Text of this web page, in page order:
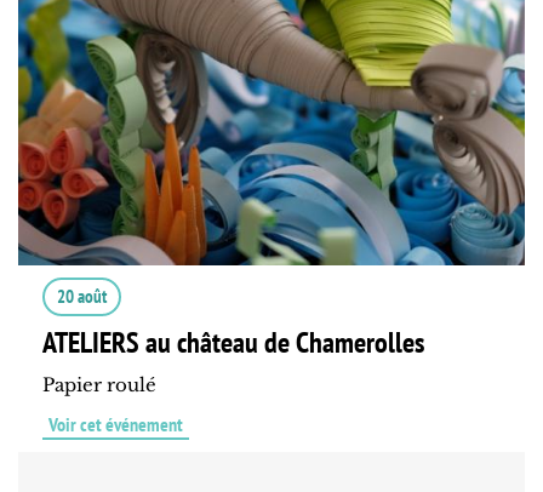
20 août
ATELIERS au château de Chamerolles
Papier roulé
Voir cet événement